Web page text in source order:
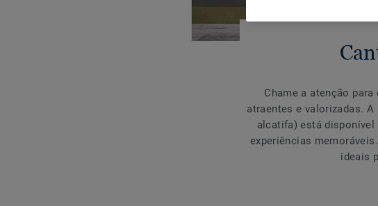
Chame a atenção
atraentes e valorizadas.
alcatifa) está disponível
experiências
ideais